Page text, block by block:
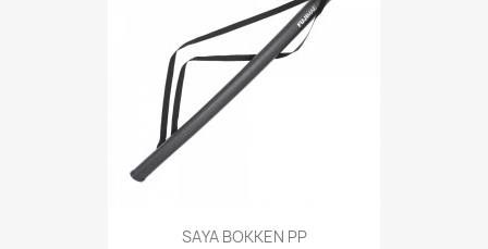
Aperçu rapide
SAYA BOKKEN PP